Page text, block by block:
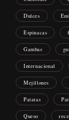
Dulces
Espinacas
Gambas
Internacional
Mejillones
Patatas
Queso